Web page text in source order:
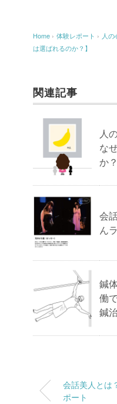
Home › 体験レポート › 人
は選ばれるのか？】
関連記事
人
な
か？
会
ん
鍼
働
鍼
会話美人とは
ポート